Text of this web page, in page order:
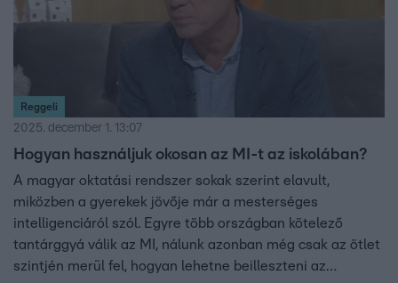
Reggeli
2025. december 1. 13:07
Hogyan használjuk okosan az MI-t az iskolában?
A magyar oktatási rendszer sokak szerint elavult,
miközben a gyerekek jövője már a mesterséges
intelligenciáról szól. Egyre több országban kötelező
tantárggyá válik az MI, nálunk azonban még csak az ötlet
szintjén merül fel, hogyan lehetne beilleszteni az